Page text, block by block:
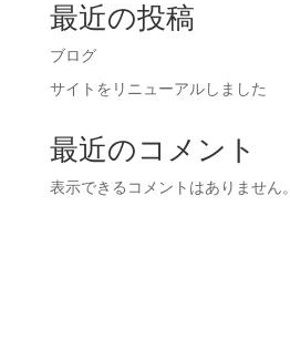
最近の投稿
ブログ
サイトをリニューアルしました
最近のコメント
表示できるコメントはありません。